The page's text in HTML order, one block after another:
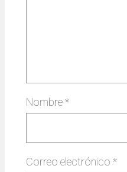
Nombre*
Correo electrónico *